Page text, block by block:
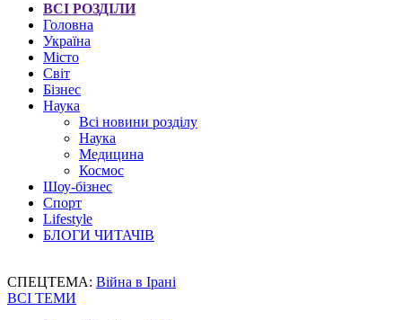
ВСІ РОЗДІЛИ
Головна
Україна
Місто
Світ
Бізнес
Наука
Всі новини розділу
Наука
Медицина
Космос
Шоу-бізнес
Спорт
Lifestyle
БЛОГИ ЧИТАЧІВ
СПЕЦТЕМА: Війна в Ірані
ВСІ ТЕМИ